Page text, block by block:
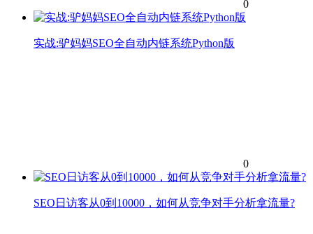
0
实战:驴妈妈SEO全自动内链系统Python版
0
SEO日访客从0到10000，如何从竞争对手分析拿流量?